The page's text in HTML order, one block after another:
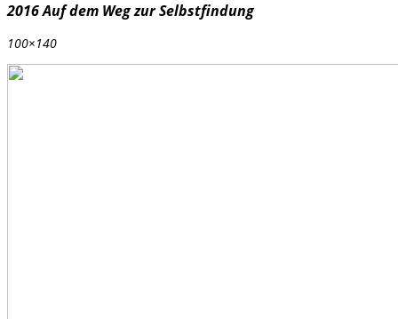
2016 Auf dem Weg zur Selbstfindung
100×140